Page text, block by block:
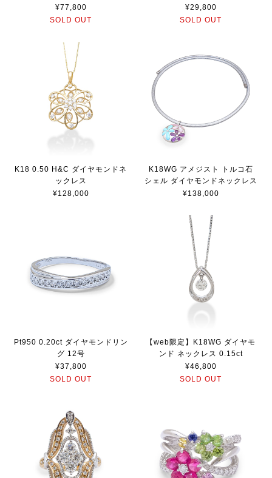
¥77,800
SOLD OUT
¥29,800
SOLD OUT
K18 0.50 H&C ダイヤモンドネ
ックレス
¥128,000
K18WG アメジスト トルコ石
シェル ダイヤモンドネックレス
¥138,000
Pt950 0.20ct ダイヤモンドリン
グ 12号
¥37,800
SOLD OUT
【web限定】K18WG ダイヤモ
ンド ネックレス 0.15ct
¥46,800
SOLD OUT